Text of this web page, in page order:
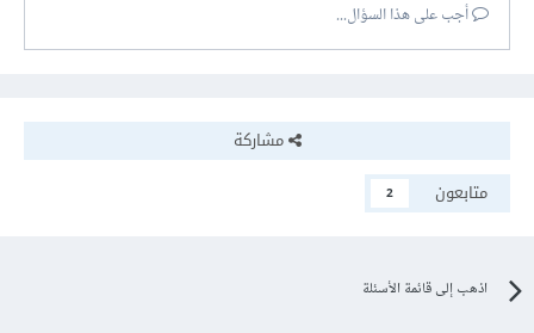
أجب على هذا السؤال...
مشاركة
متابعون
2
اذهب إلى قائمة الأسئلة